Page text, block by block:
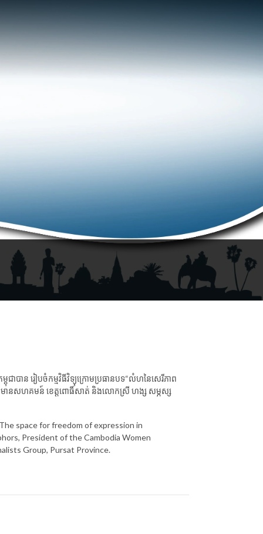
ជាបាន រៀបចំ​កម្ម​វិធី​​វិទ្យុ​​ក្រោមប្រធានបទ“លំហនៃសេរីភាព
ត៌មានសហគមន៍ ខេត្តពោធិ៍សាត់ និងលោកស្រី ហង្ស សម្ភស្ស
space for freedom of expression in
President of the Cambodia Women
Group, Pursat Province.